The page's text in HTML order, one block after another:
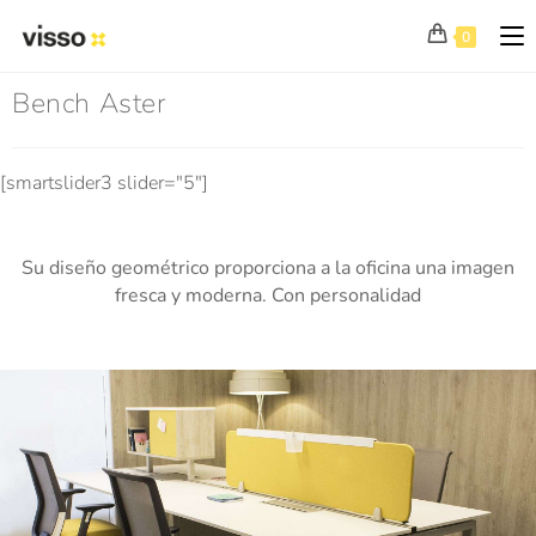
0
Bench Aster
[smartslider3 slider="5"]
Su diseño geométrico proporciona a la oficina una imagen
fresca y moderna. Con personalidad